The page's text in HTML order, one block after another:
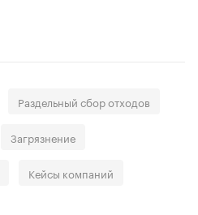
Раздельный сбор отходов
Загрязнение
Кейсы компаний